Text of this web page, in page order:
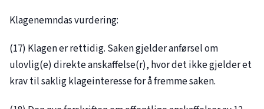
Klagenemndas vurdering:
(17) Klagen er rettidig. Saken gjelder anførsel om
ulovlig(e) direkte anskaffelse(r), hvor det ikke gjelder et
krav til saklig klageinteresse for å fremme saken.